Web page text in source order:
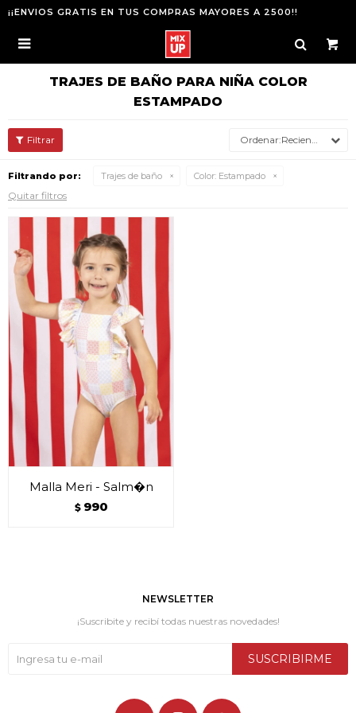
¡¡ENVIOS GRATIS EN TUS COMPRAS MAYORES A 2500!!

TRAJES DE BAÑO PARA NIÑA COLOR
ESTAMPADO
Recientes
Filtrando por: Trajes de baño Color: Estampado
Quitar filtros
Malla Meri - Salm�n
$ 990
NEWSLETTER
¡Suscribite y recibí todas nuestras novedades!
SUSCRIBIRME